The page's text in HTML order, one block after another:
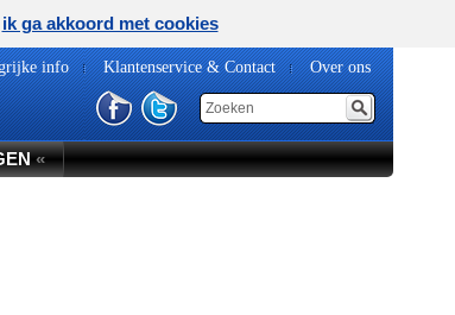
info Klantenservice & Contact Over ons
«
ik ga akkoord met cookies